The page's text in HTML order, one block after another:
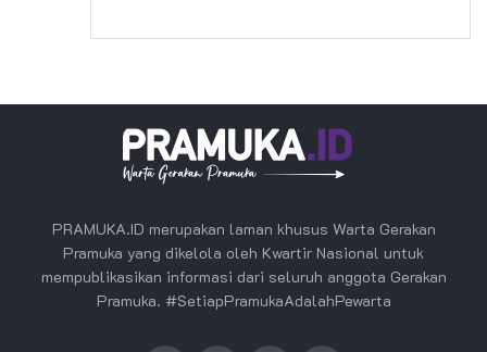
PRAMUKA.ID merupakan laman khusus Warta Gerakan
Pramuka yang dikelola oleh Kwartir Nasional untuk
mempublikasikan informasi dari seluruh anggota Gerakan
Pramuka. #SetiapPramukaAdalahPewarta